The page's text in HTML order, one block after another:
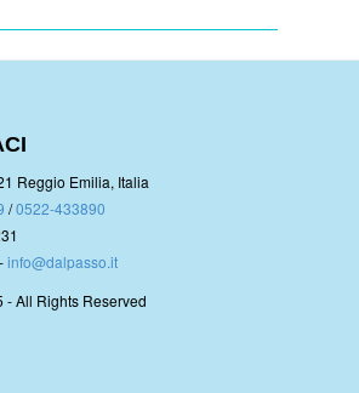
Reggio Emilia, Italia
/0522-433890
-info@dalpasso.it
All Rights Reserved